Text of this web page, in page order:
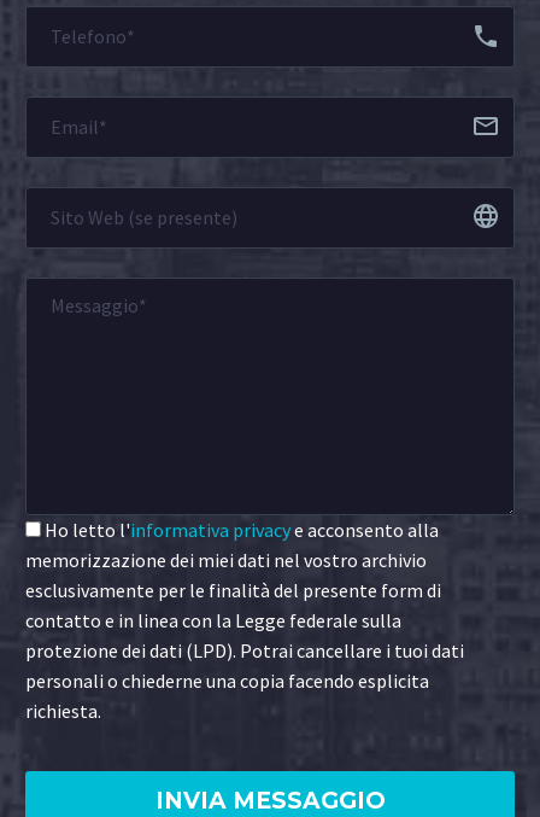
Ho letto l'informativa privacye acconsento alla
memorizzazione dei miei dati nel vostro archivio
esclusivamente per le finalità del presente form di
contatto e in linea con la Legge federale sulla
protezione dei dati (LPD). Potrai cancellare i tuoi dati
personali o chiederne una copia facendo esplicita
richiesta.